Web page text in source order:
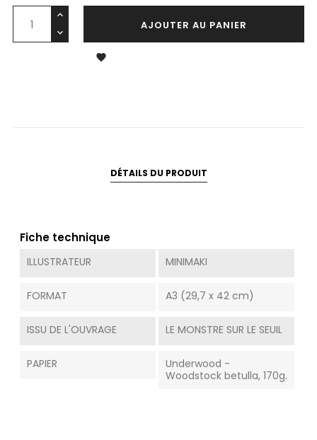
AJOUTER AU PANIER

DÉTAILS DU PRODUIT
Fiche technique
ILLUSTRATEUR MINIMAKI
FORMAT A3 (29,7 x 42 cm)
ISSU DE L'OUVRAGE LE MONSTRE SUR LE SEUIL
PAPIER
Underwood -
Woodstock betulla, 170g.